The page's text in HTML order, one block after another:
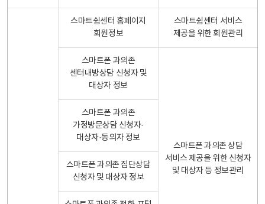
스마트쉼센터 홈페이지
회원정보
스마트쉼센터 서비스
제공을 위한 회원관리
스마트폰 과의존
센터내방상담 신청자 및
대상자 정보
스마트폰 과의존 상담
서비스 제공을 위한 신청자
및 대상자 등 정보관리
스마트폰 과의존
가정방문상담 신청자·
대상자·동의자 정보
스마트폰 과의존 집단상담
신청자 및 대상자 정보